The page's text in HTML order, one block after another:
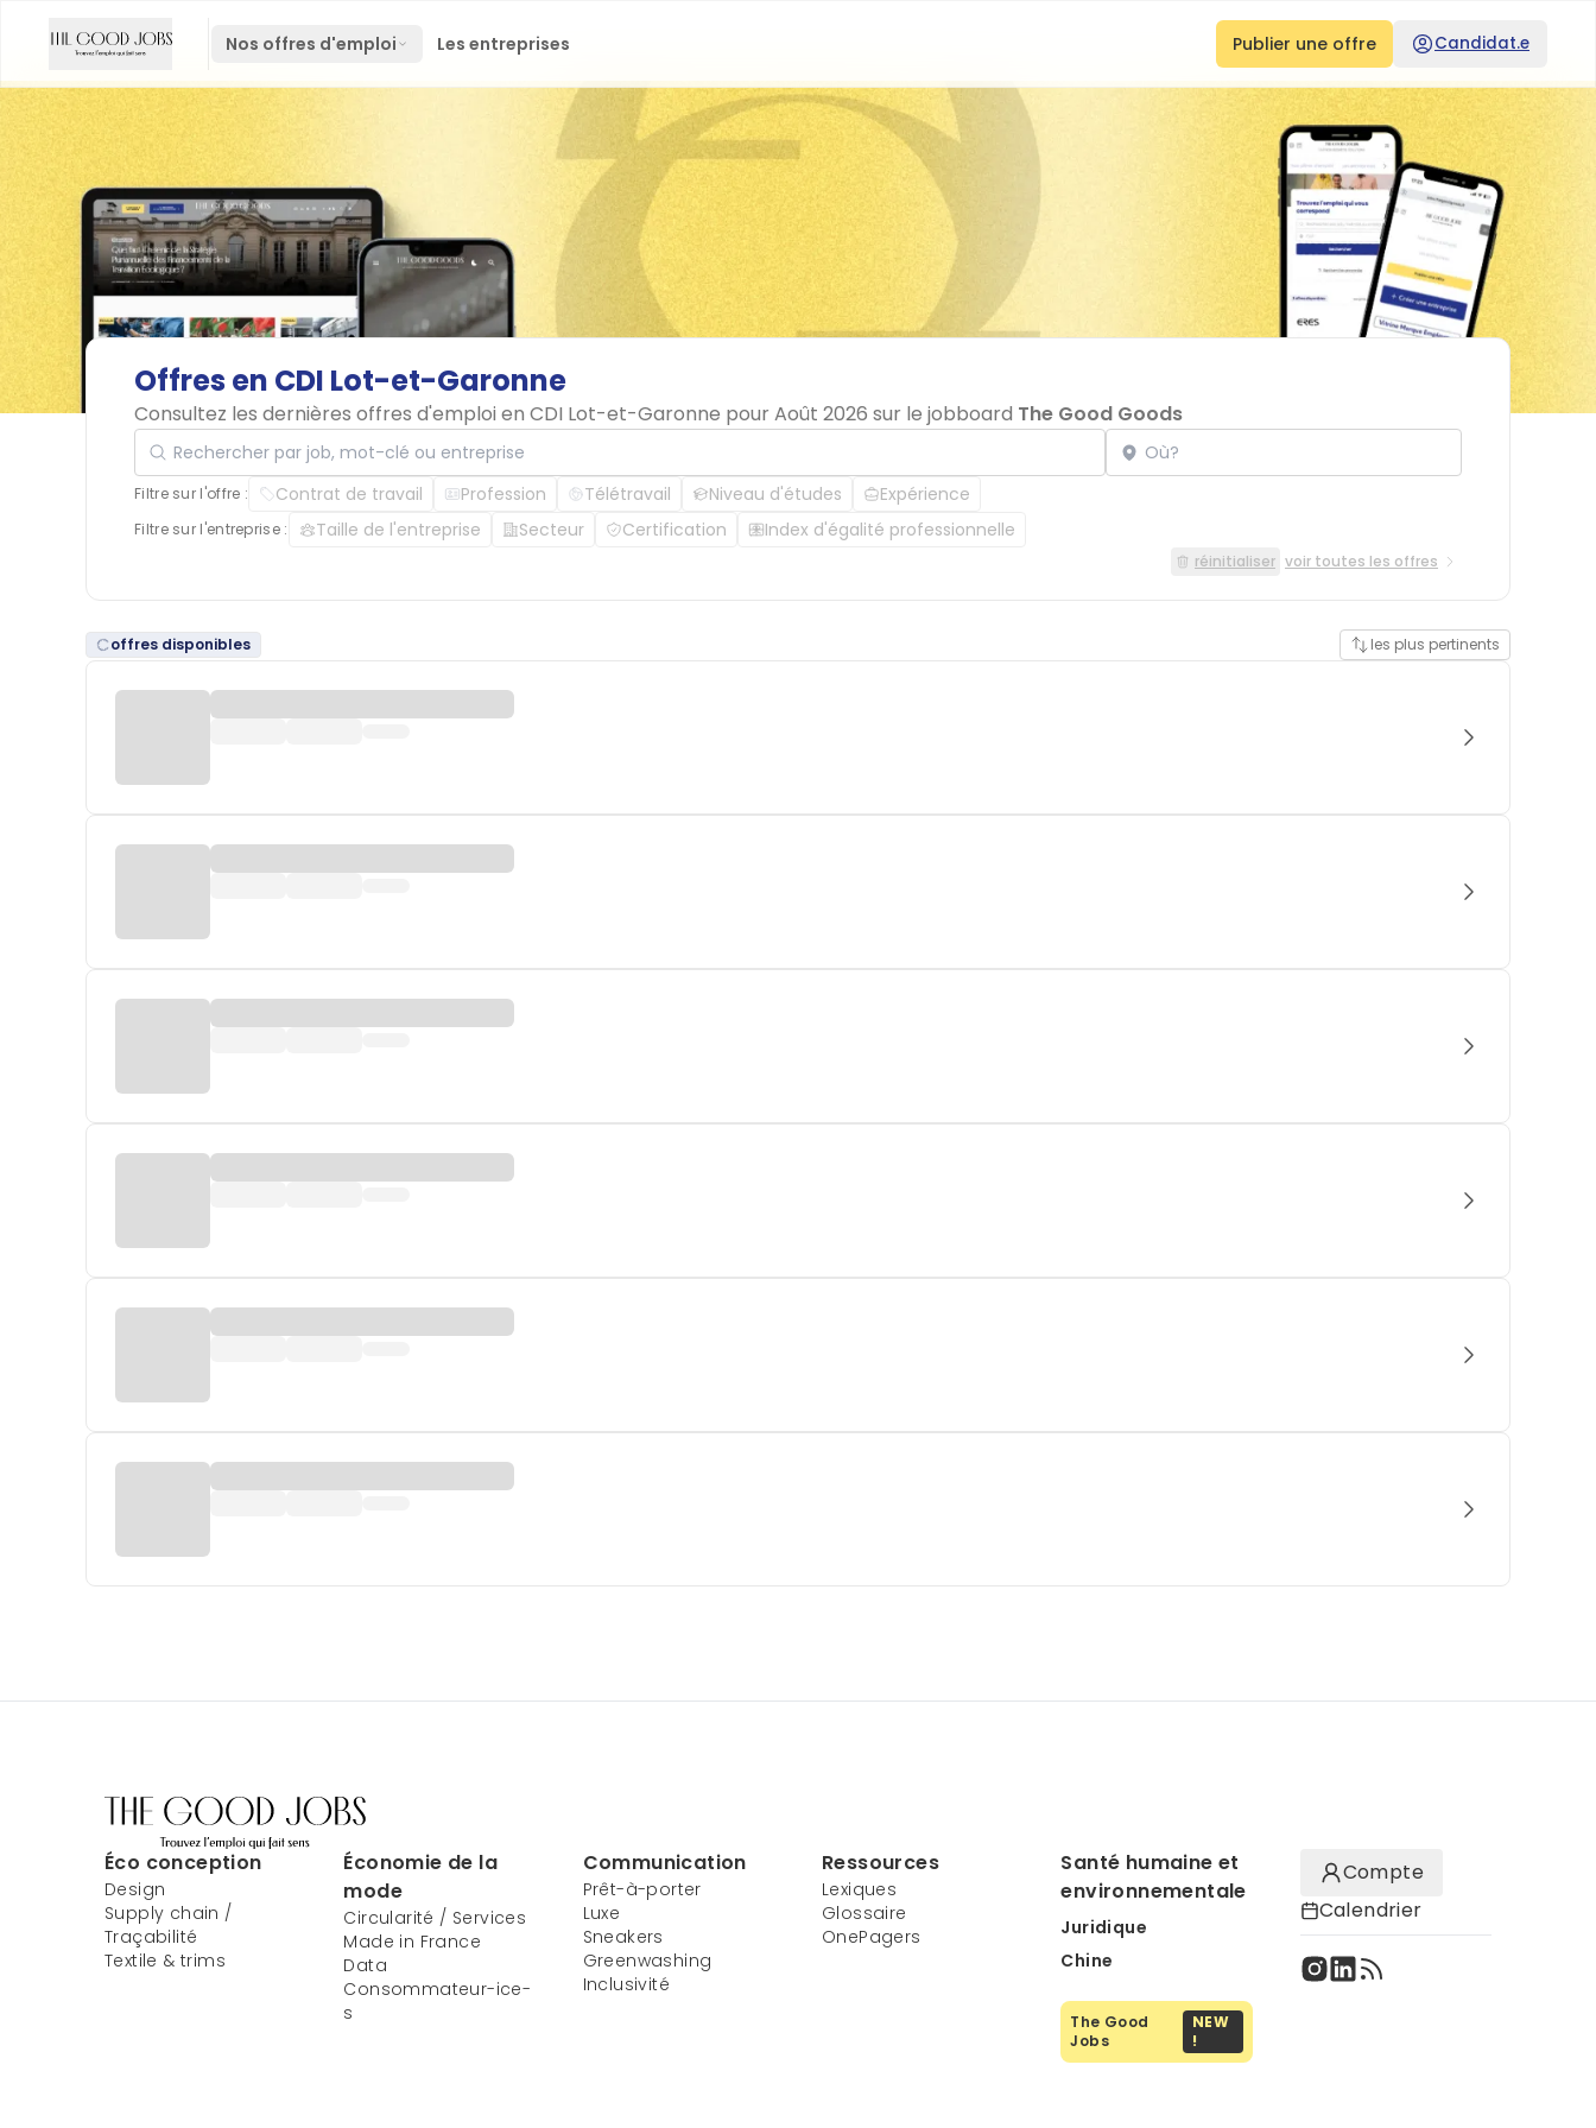
Nos offres d'emploi Les entreprises Publier une offre Candidat.e
Offres en CDI Lot-et-Garonne
Consultez les dernières offres d'emploi en CDI Lot-et-Garonne pour Août 2026 sur le jobboard The Good Goods
Rechercher par job, mot-clé ou entreprise Localisation
Filtre sur l'offre : Contrat de travail Profession Télétravail Niveau d'études Expérience
Filtre sur l'entreprise : Taille de l'entreprise Secteur Certification Index d'égalité professionnelle
réinitialiser voir toutes les offres
offres disponibles les plus pertinents
Éco conception
Design
Supply chain /
Traçabilité
Textile & trims
Économie de la
mode
Circularité / Services
Made in France
Data
Consommateur-ice-
s
Communication
Prêt-à-porter
Luxe
Sneakers
Greenwashing
Inclusivité
Ressources
Lexiques
Glossaire
OnePagers
Santé humaine et
environnementale
Juridique
Chine
The Good
Jobs
NEW
!
Compte
Calendrier